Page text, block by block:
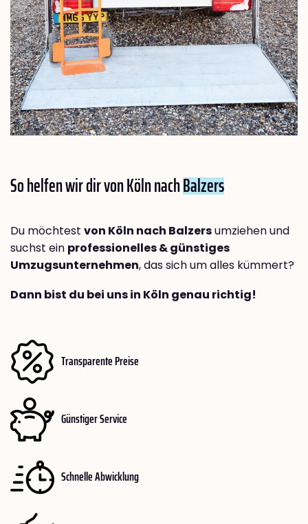
So helfen wir dir von Köln nachBalzers
Du möchtest von Köln nach Balzersumziehen und
suchst ein professionelles & günstiges
Umzugsunternehmen, das sich um alles kümmert?
Dann bist du bei uns in Köln genau richtig!
Transparente Preise
Günstiger Service
Schnelle Abwicklung